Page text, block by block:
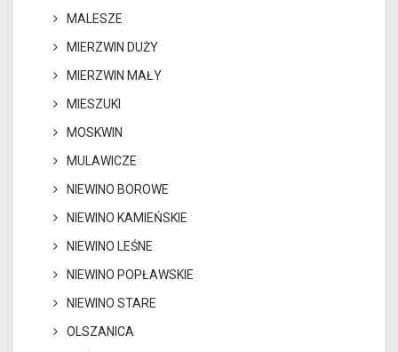
MALESZE
MIERZWIN DUŻY
MIERZWIN MAŁY
MIESZUKI
MOSKWIN
MULAWICZE
NIEWINO BOROWE
NIEWINO KAMIEŃSKIE
NIEWINO LEŚNE
NIEWINO POPŁAWSKIE
NIEWINO STARE
OLSZANICA